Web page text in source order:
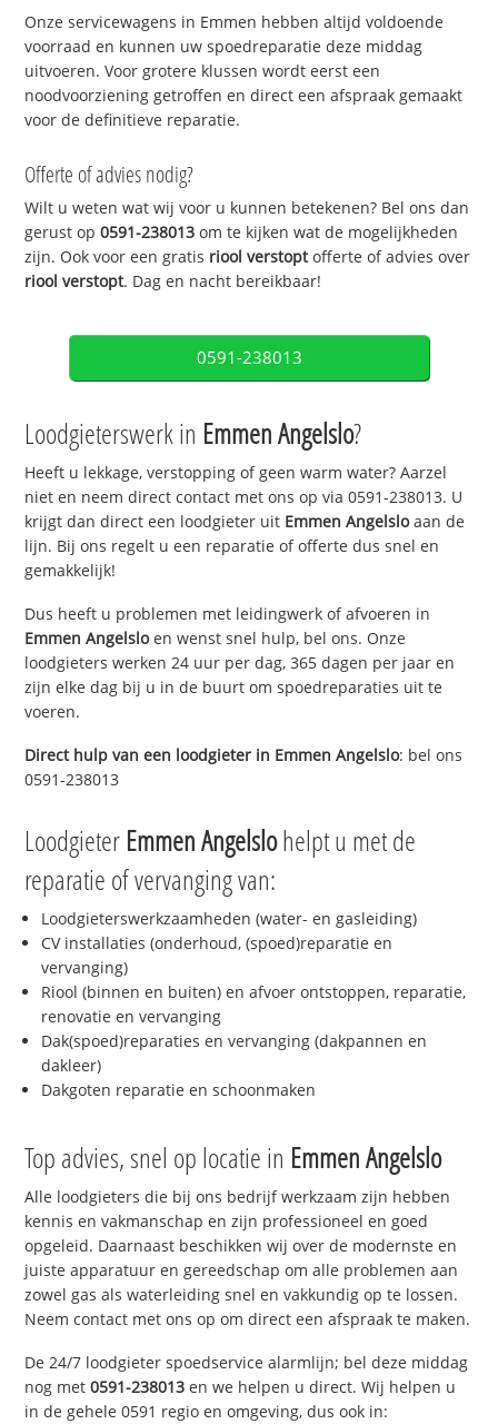
Onze servicewagens in Emmen hebben altijd voldoende
voorraad en kunnen uw spoedreparatie deze middag
uitvoeren. Voor grotere klussen wordt eerst een
noodvoorziening getroffen en direct een afspraak gemaakt
voor de definitieve reparatie.
Offerte of advies nodig?
Wilt u weten wat wij voor u kunnen betekenen? Bel ons dan
gerust op0591-238013 om te kijken wat de mogelijkheden
zijn. Ook voor een gratis riool verstoptofferte of advies over
riool verstopt. Dag en nacht bereikbaar!
0591-238013
Loodgieterswerk in Emmen Angelslo?
Heeft u lekkage, verstopping of geen warm water? Aarzel
niet en neem direct contact met ons op via 0591-238013. U
krijgt dan direct een loodgieter uit Emmen Angelsloaan de
lijn. Bij ons regelt u een reparatie of offerte dus snel en
gemakkelijk!
Dus heeft u problemen met leidingwerk of afvoeren in
Emmen Angelsloen wenst snel hulp, bel ons. Onze
loodgieters werken 24 uur per dag, 365 dagen per jaar en
zijn elke dag bij u in de buurt om spoedreparaties uit te
voeren.
Direct hulp van een loodgieter in Emmen Angelslo: bel ons
0591-238013
Loodgieter Emmen Angelslohelpt u met de
reparatie of vervanging van:
Loodgieterswerkzaamheden (water- en gasleiding)
CV installaties (onderhoud, (spoed)reparatie en
vervanging)
Riool (binnen en buiten) en afvoer ontstoppen, reparatie,
renovatie en vervanging
Dak(spoed)reparaties en vervanging (dakpannen en
dakleer)
Dakgoten reparatie en schoonmaken
Top advies, snel op locatie in Emmen Angelslo
Alle loodgieters die bij ons bedrijf werkzaam zijn hebben
kennis en vakmanschap en zijn professioneel en goed
opgeleid. Daarnaast beschikken wij over de modernste en
juiste apparatuur en gereedschap om alle problemen aan
zowel gas als waterleiding snel en vakkundig op te lossen.
Neem contact met ons op om direct een afspraak te maken.
De 24/7 loodgieter spoedservice alarmlijn; bel deze middag
nog met0591-238013 en we helpen u direct. Wij helpen u
in de gehele 0591 regio en omgeving, dus ook in: